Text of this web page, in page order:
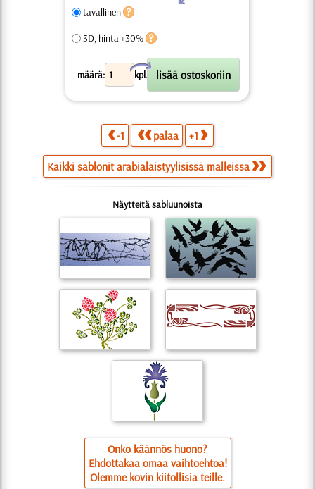
tavallinen
3D, hinta +30%
määrä: kpl.
X
-1 palaa +1
Kaikki sablonit arabialaistyylisissä malleissa
Näytteitä sabluunoista
Onko käännös huono?
Ehdottakaa omaa vaihtoehtoa!
Olemme kovin kiitollisia teille.